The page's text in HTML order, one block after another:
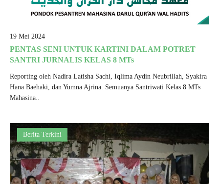
19 Mei 2024
PENTAS SENI UNTUK KARTINI DALAM POTRET
SANTRI JURNALIS KELAS 8 MTs
Reporting oleh Nadira Latisha Sachi, Iqlima Aydin Neubrillah, Syakira
Hana Baehaki, dan Yumna Ajrina. Semuanya Santriwati Kelas 8 MTs
Mahasina..
Berita Terkini